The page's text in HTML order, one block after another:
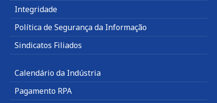
Integridade
Política de Segurança da Informação
Sindicatos Filiados
Calendário da Indústria
Pagamento RPA